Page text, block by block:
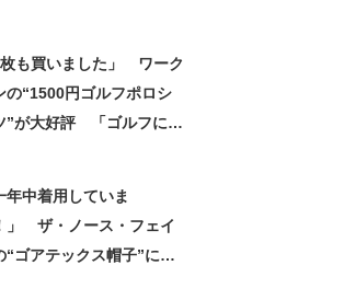
枚も買いました」 ワーク
の“1500円ゴルフポロシ
”が大好評 「ゴルフにも
年中着用していま
」 ザ・ノース・フェイ
“ゴアテックス帽子”に絶